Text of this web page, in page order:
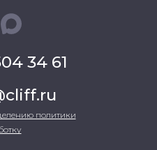
34 61
политики